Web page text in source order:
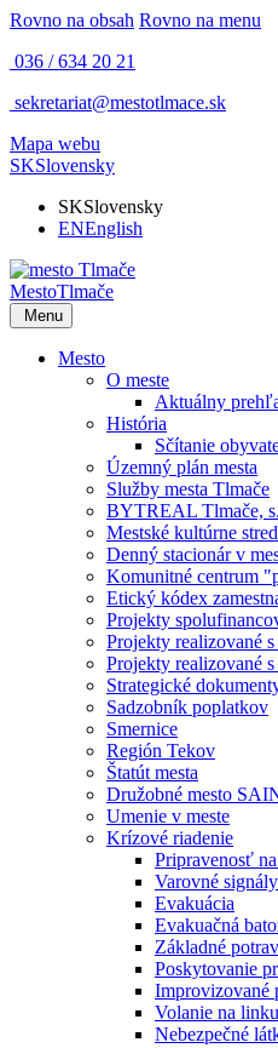
Rovno na obsah Rovno na menu
036 / 634 20 21
sekretariat@mestotlmace.sk
Mapa webu
SKSlovensky
SKSlovensky
ENEnglish
MestoTlmače
Menu
Mesto
O meste
Aktuálny
História
Sčítanie
Územný plán mesta
Služby mesta Tlmače
BYTREAL Tlmače,
Mestské kultúrne
Denný stacionár v
Komunitné centrum
Etický kódex
Projekty
Projekty realizované
Projekty realizované
Strategické
Sadzobník poplatkov
Smernice
Región Tekov
Štatút mesta
Družobné mesto
Umenie v meste
Krízové riadenie
Pripravenosť
Varovné signály
Evakuácia
Evakuačná
Základné
Poskytovanie
Improvizované
Volanie na
Nebezpečné